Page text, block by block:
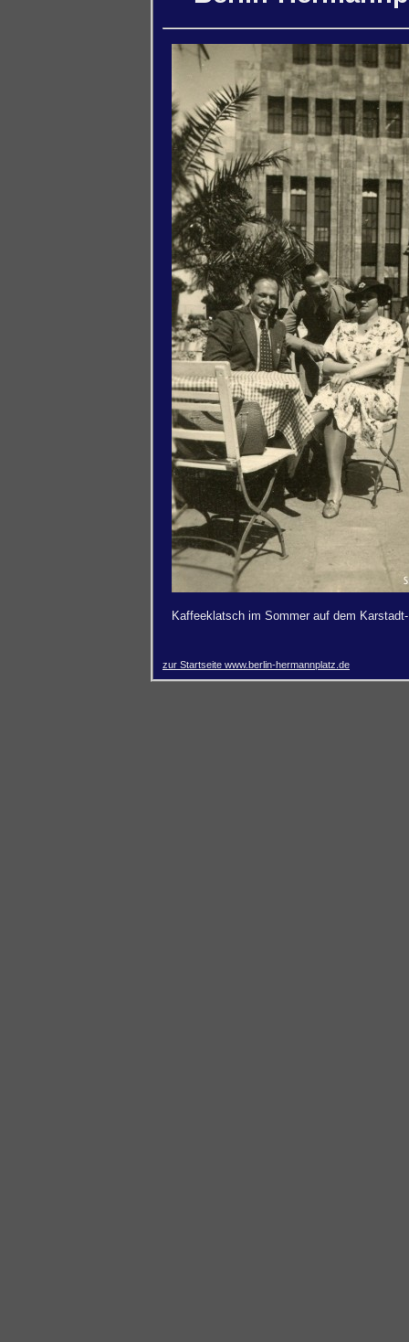
Kaffeeklatsch im Sommer auf dem
zur Startseite www.berlin-hermannplatz.de